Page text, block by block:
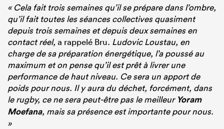
« Cela fait trois semaines qu’il se prépare dans l’ombre,
qu’il fait toutes les séances collectives quasiment
depuis trois semaines et depuis deux semaines en
contact réel, a rappelé Bru. Ludovic Loustau, en
charge de sa préparation énergétique, l’a poussé au
maximum et on pense qu’il est prêt à livrer une
performance de haut niveau. Ce sera un apport de
poids pour nous. Il y aura du déchet, forcément, dans
le rugby, ce ne sera peut-être pas le meilleur Yoram
Moefana, mais sa présence est importante pour nous.
»